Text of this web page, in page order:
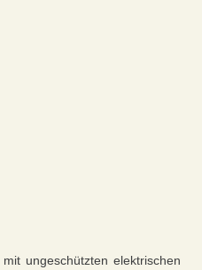
ungeschützten elektrischen